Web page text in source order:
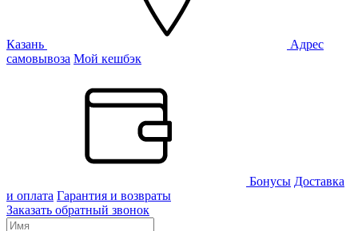
Казань
Адрес
самовывоза Мой кешбэк
Бонусы Доставка
и оплата Гарантия и возвраты
Заказать обратный звонок